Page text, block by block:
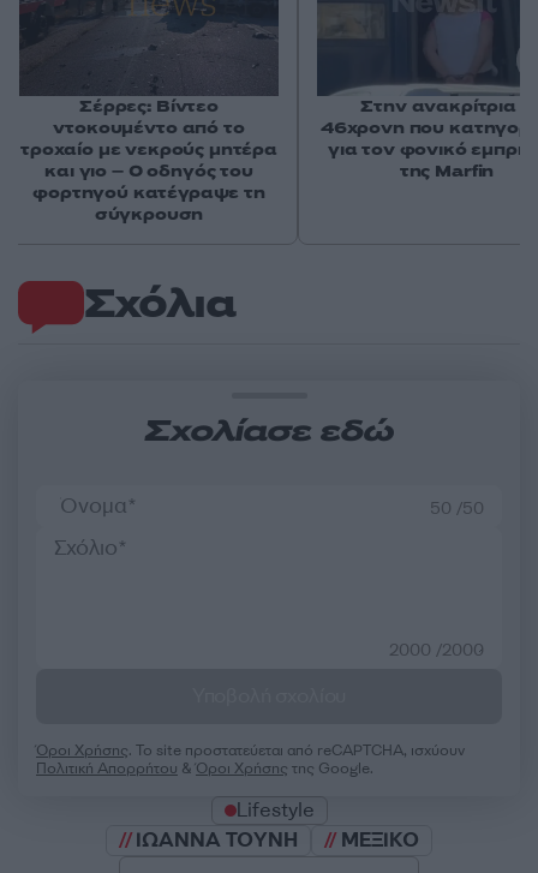
Σχόλια
Σχολίασε εδώ
50 /50
2000 /2000
Όροι Χρήσης. Το site προστατεύεται από reCAPTCHA, ισχύουν
Πολιτική Απορρήτου &Όροι Χρήσης της Google.
Lifestyle
ΙΩΑΝΝΑ ΤΟΥΝΗ
ΜΕΞΙΚΟ
Σέρρες: Βίντεο
ντοκουμέντο από το
τροχαίο με νεκρούς μητέρα
και γιο – Ο οδηγός του
φορτηγού κατέγραψε τη
σύγκρουση
Στην ανακρίτρια η
46χρονη που
για τον φονικό
της Marfin